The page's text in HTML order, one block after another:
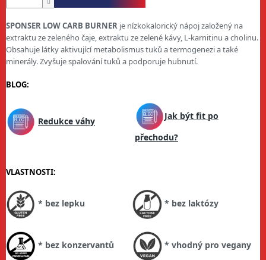
SPONSER LOW CARB BURNER je nízkokalorický nápoj založený na
extraktu ze zeleného čaje, extraktu ze zelené kávy, L-karnitinu a cholinu.
Obsahuje látky aktivující metabolismus tuků a termogenezi a také
minerály. Zvyšuje spalování tuků a podporuje hubnutí.
BLOG:
Redukce váhy
Jak být fit po
přechodu?
VLASTNOSTI:
* bez lepku * bez laktózy
* bez konzervantů * vhodný pro vegany